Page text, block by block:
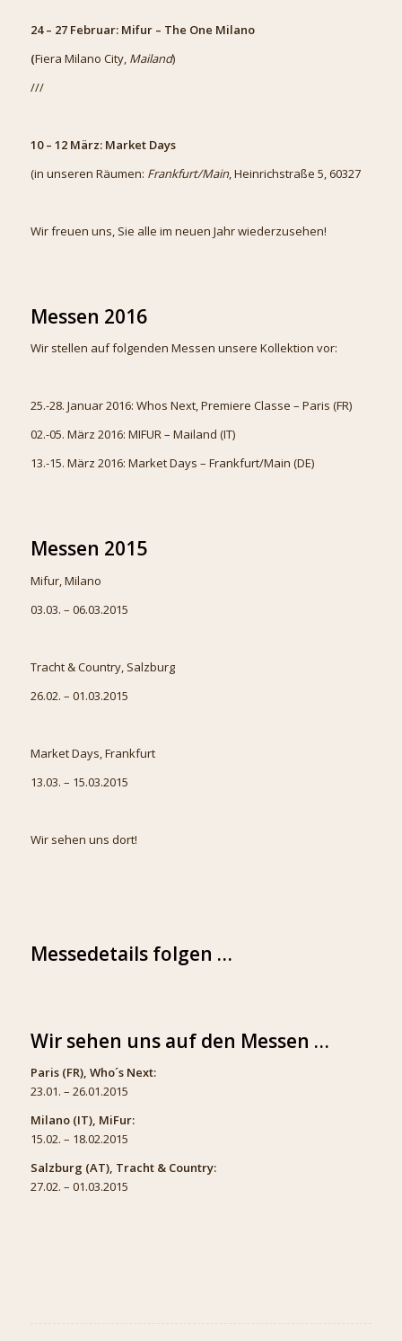
24 – 27 Februar: Mifur – The One Milano
(Fiera Milano City, Mailand)
///
10 – 12 März: Market Days
(in unseren Räumen: Frankfurt/Main, Heinrichstraße 5, 60327
Wir freuen uns, Sie alle im neuen Jahr wiederzusehen!
Messen 2016
Wir stellen auf folgenden Messen unsere Kollektion vor:
25.-28. Januar 2016: Whos Next, Premiere Classe – Paris (FR)
02.-05. März 2016: MIFUR – Mailand (IT)
13.-15. März 2016: Market Days – Frankfurt/Main (DE)
Messen 2015
Mifur, Milano
03.03. – 06.03.2015
Tracht & Country, Salzburg
26.02. – 01.03.2015
Market Days, Frankfurt
13.03. – 15.03.2015
Wir sehen uns dort!
Messedetails folgen …
Wir sehen uns auf den Messen …
Paris (FR), Who´s Next:
23.01. – 26.01.2015
Milano (IT), MiFur:
15.02. – 18.02.2015
Salzburg (AT), Tracht & Country:
27.02. – 01.03.2015